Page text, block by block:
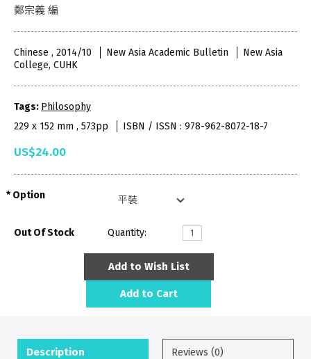
鄭宗義 編
Chinese , 2014/10 New Asia Academic Bulletin
New Asia
College, CUHK
Tags: Philosophy
229 x 152 mm , 573pp
ISBN / ISSN : 978-962-8072-18-7
US$24.00
Option
Out Of Stock Quantity:
Add to Wish List
Add to Cart
Description Reviews (0)